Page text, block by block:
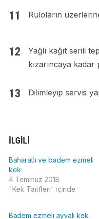
Ruloların
Yağlı kağıt serili
kızarıncaya kadar
Dilimleyip servis
İLGILI
Baharatlı ve badem ezmeli
kek
4 Temmuz 2018
"Kek Tarifleri" içinde
Badem ezmeli ayvalı kek